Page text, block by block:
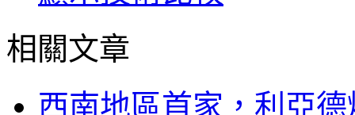
相關文章
西南地區首家，利亞